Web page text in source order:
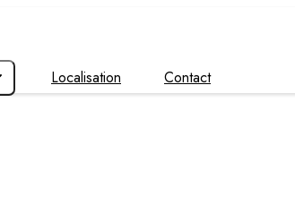
Localisation Contact